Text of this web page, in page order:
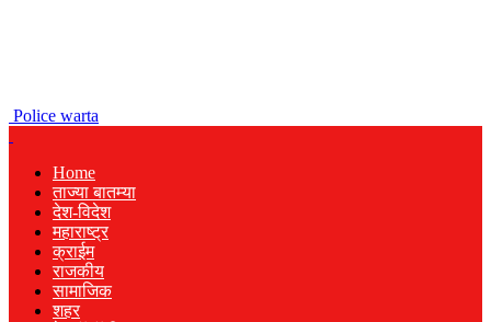
Police warta
Home
ताज्या बातम्या
देश-विदेश
महाराष्ट्र
क्राईम
राजकीय
सामाजिक
शहर